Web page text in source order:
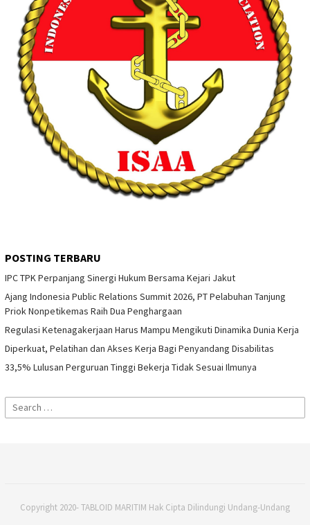
POSTING TERBARU
IPC TPK Perpanjang Sinergi Hukum Bersama Kejari Jakut
Ajang Indonesia Public Relations Summit 2026, PT Pelabuhan Tanjung
Priok Nonpetikemas Raih Dua Penghargaan
Regulasi Ketenagakerjaan Harus Mampu Mengikuti Dinamika Dunia Kerja
Diperkuat, Pelatihan dan Akses Kerja Bagi Penyandang Disabilitas
33,5% Lulusan Perguruan Tinggi Bekerja Tidak Sesuai Ilmunya
Search
for:
Copyright 2020- TABLOID MARITIM Hak Cipta Dilindungi Undang-Undang